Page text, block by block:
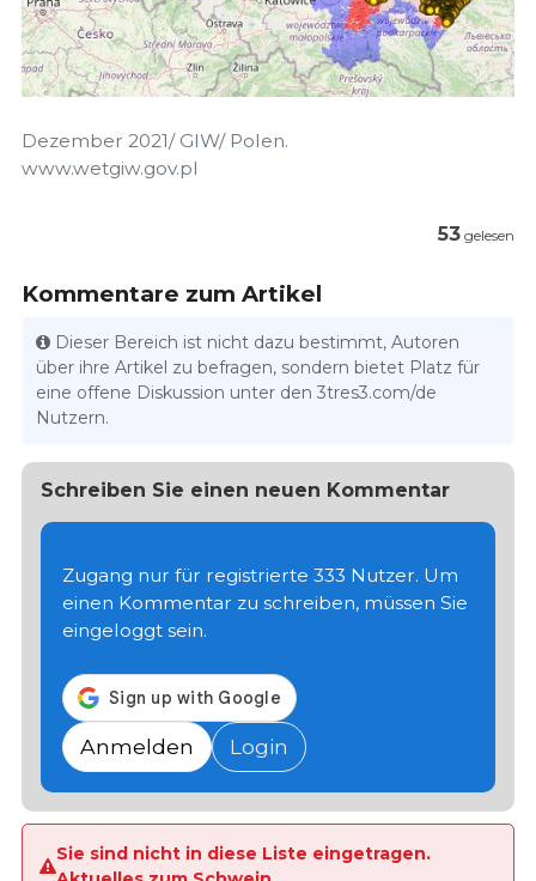
Dezember 2021/ GIW/ Polen.
www.wetgiw.gov.pl
53 gelesen
Kommentare zum Artikel
Dieser Bereich ist nicht dazu bestimmt, Autoren
über ihre Artikel zu befragen, sondern bietet Platz für
eine offene Diskussion unter den 3tres3.com/de
Nutzern.
Schreiben Sie einen neuen Kommentar
Zugang nur für registrierte 333 Nutzer. Um
einen Kommentar zu schreiben, müssen Sie
eingeloggt sein.
Anmelden Login
Sie sind nicht in diese Liste eingetragen.